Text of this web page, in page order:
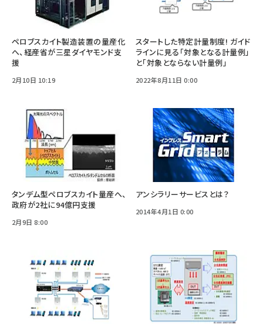
ペロブスカイト製造装置の量産化
へ、経産省が三星ダイヤモンド支
援
2月10日 10:19
スタートした特定計量制度! ガイド
ラインに見る「対象となる計量例」
と「対象とならない計量例」
2022年8月11日 0:00
タンデム型ペロブスカイト量産へ、
政府が2社に94億円支援
2月9日 8:00
アンシラリーサービスとは？
2014年4月1日 0:00